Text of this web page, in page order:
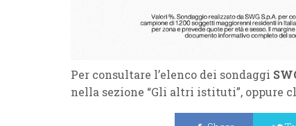
Per consultare l’elenco dei sondaggi
nella sezione “Gli altri istituti”, oppure